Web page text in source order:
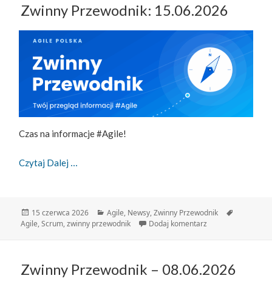
Zwinny Przewodnik: 15.06.2026
Czas na informacje #Agile!
Czytaj Dalej
Data
publikacji
15 czerwca 2026 Kategorie
Agile, Newsy,Zwinny Przewodnik
Agile,Scrum,zwinny przewodnik Dodaj komentarz
Zwinny Przewodnik – 08.06.2026